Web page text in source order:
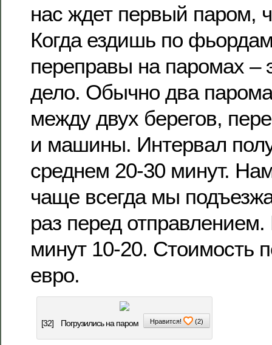
нас ждет первый паром,
Когда ездишь по
переправы на паромах –
дело. Обычно два
между двух берегов,
и машины. Интервал
среднем 20-30 минут.
чаще всегда мы
раз перед
минут 10-20. Стоимость
евро.
[32] Погрузились на паром Нравится! (2)